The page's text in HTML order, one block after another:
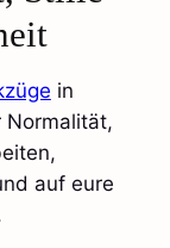
in
Normalität,
auf eure